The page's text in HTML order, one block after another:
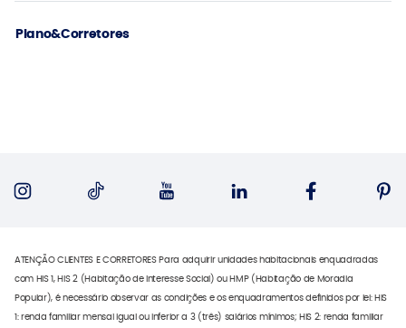
Plano&Corretores
ATENÇÃO CLIENTES E CORRETORES Para adquirir unidades habitacionais enquadradas
com HIS 1, HIS 2 (Habitação de Interesse Social) ou HMP (Habitação de Moradia
Popular), é necessário observar as condições e os enquadramentos definidos por lei: HIS
1: renda familiar mensal igual ou inferior a 3 (três) salários mínimos; HIS 2: renda familiar